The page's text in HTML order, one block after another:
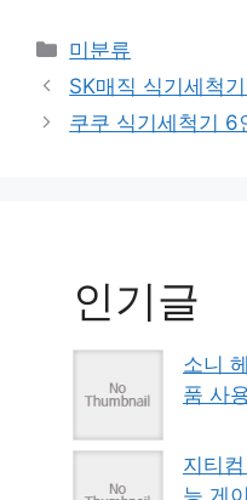
Categories
미분류
SK매직 식기세척
쿠쿠 식기세척기 6
인기글
소니
품 사
지티
능 게